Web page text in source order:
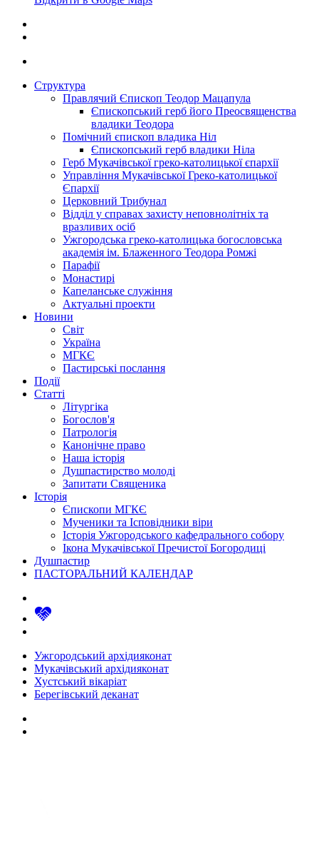
Структура
Правлячий Єпископ Теодор Мацапула
Єпископський герб його Преосвященства
владики Теодора
Помічний єпископ владика Ніл
Єпископський герб владики Ніла
Герб Мукачівської греко-католицької єпархії
Управління Мукачівської Греко-католицької
Єпархії
Церковний Трибунал
Відділ у справах захисту неповнолітніх та
вразливих осіб
Ужгородська греко-католицька богословська
академія ім. Блаженного Теодора Ромжі
Парафії
Монастирі
Капеланське служіння
Актуальні проекти
Новини
Світ
Україна
МГКЄ
Пастирські послання
Події
Статті
Літургіка
Богослов'я
Патрологія
Канонічне право
Наша історія
Душпастирство молоді
Запитати Священика
Історія
Єпископи МГКЄ
Мученики та Ісповідники віри
Історія Ужгородського кафедрального собору
Ікона Мукачівської Пречистої Богородиці
Душпастир
ПАСТОРАЛЬНИЙ КАЛЕНДАР
Ужгородський архідияконат
Мукачівський архідияконат
Хустський вікаріат
Берегівський деканат